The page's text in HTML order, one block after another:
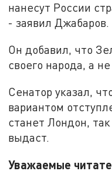
нанесут России
- заявил Джабаров.
Он добавил, что
своего народа, а
Сенатор указал,
вариантом
станет Лондон,
выдаст.
Уважаемые